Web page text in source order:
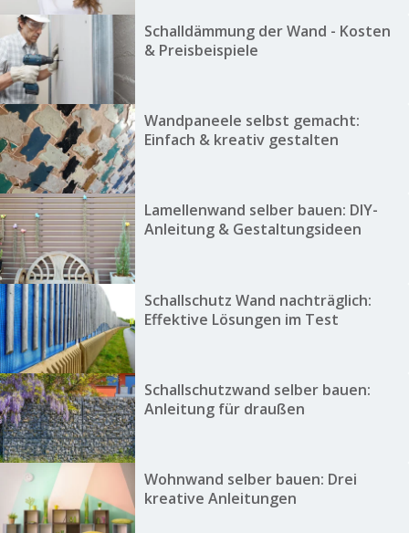
Schalldämmung der Wand - Kosten
& Preisbeispiele
Wandpaneele selbst gemacht:
Einfach & kreativ gestalten
Lamellenwand selber bauen: DIY-
Anleitung & Gestaltungsideen
Schallschutz Wand nachträglich:
Effektive Lösungen im Test
Schallschutzwand selber bauen:
Anleitung für draußen
Wohnwand selber bauen: Drei
kreative Anleitungen